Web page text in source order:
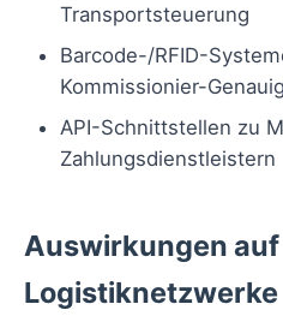
Transportsteuerung
Barcode-/RFID-
Kommissionier-
API-Schnittstellen zu
Zahlungsdienstleistern
Auswirkungen auf
Logistiknetzwerke